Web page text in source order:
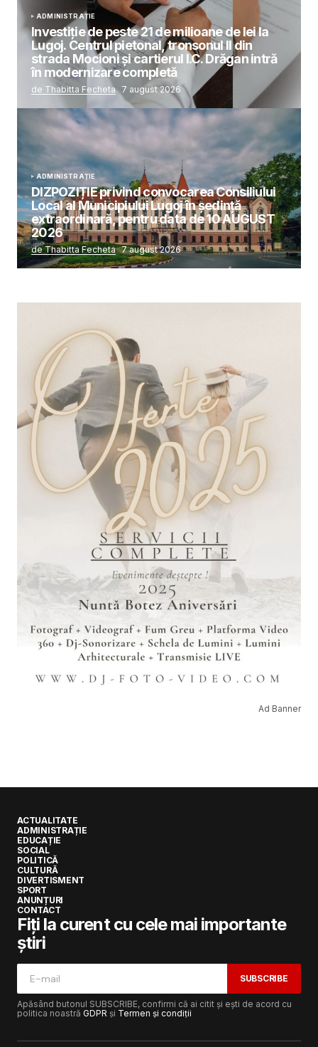
ADMINISTRAȚIE
Investiție de peste 21 de milioane de lei la
Lugoj. Centrul pietonal, tronsonul II din
strada Mocioni și cartierul I.C. Drăgan intră
în modernizare completă
de Thabitta Fecheta 7 august 2026
ADMINISTRAȚIE
DIZPOZIȚIE privind convocarea Consiliului
Local al Municipiului Lugoj în şedinţă
extraordinară, pentru data de 10 AUGUST
2026
de Thabitta Fecheta 7 august 2026
Ad Banner
ACTUALITATE
ADMINISTRAȚIE
EDUCAȚIE
SOCIAL
POLITICĂ
CULTURĂ
DIVERTISMENT
SPORT
ANUNȚURI
CONTACT
Fiți la curent cu cele mai importante
știri
SUBSCRIBE
Apăsând butonul SUBSCRIBE, confirmi că ai citit și ești de acord cu
politica noastră GDPR și Termen și condiții